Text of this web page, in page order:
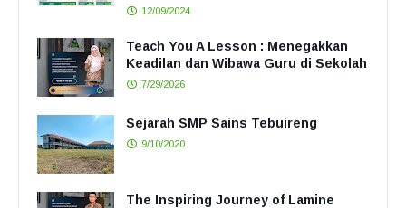
12/09/2024
Teach You A Lesson : Menegakkan
Keadilan dan Wibawa Guru di Sekolah
7/29/2026
Sejarah SMP Sains Tebuireng
9/10/2020
The Inspiring Journey of Lamine